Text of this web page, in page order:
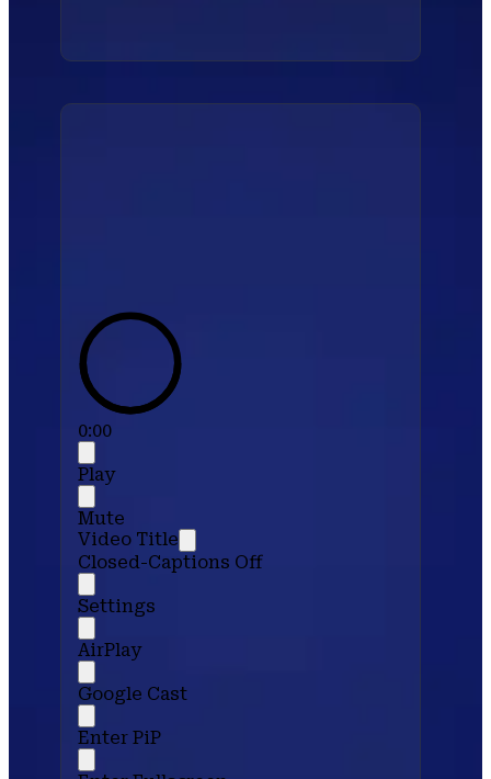
0:00
Play
Mute
Video Title
Closed-Captions Off
Settings
AirPlay
Google Cast
Enter PiP